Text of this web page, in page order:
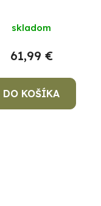
skladom
61,99 €
DO KOŠÍKA